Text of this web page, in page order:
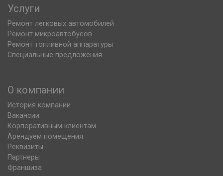
Услуги
Ремонт легковых автомобилей
Ремонт микроавтобусов
Ремонт топливной аппаратуры
Специальные предложения
О компании
История компании
Вакансии
Корпоративным клиентам
Арендуем помещения
Реквизиты
Партнеры
Франшиза